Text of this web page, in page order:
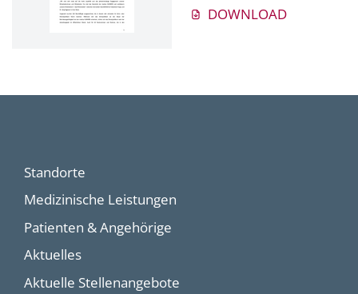
DOWNLOAD
Standorte
Medizinische Leistungen
Patienten & Angehörige
Aktuelles
Aktuelle Stellenangebote